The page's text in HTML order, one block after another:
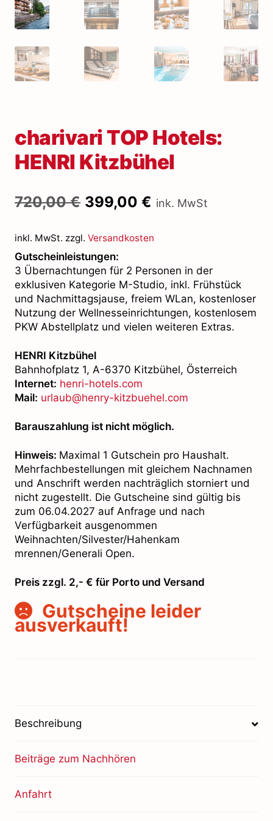
charivari TOP Hotels:
HENRI Kitzbühel
720,00€ Ursprünglicher
Preis
war:
720,00 €
399,00€ Aktueller
399,00 €.
ink. MwSt
inkl. MwSt. zzgl.Versandkosten
Gutscheinleistungen:
3 Übernachtungen für 2 Personen in der
exklusiven Kategorie M-Studio, inkl. Frühstück
und Nachmittagsjause, freiem WLan, kostenloser
Nutzung der Wellnesseinrichtungen, kostenlosem
PKW Abstellplatz und vielen weiteren Extras.
HENRI Kitzbühel
Bahnhofplatz 1, A-6370 Kitzbühel, Österreich
Internet: henri-hotels.com
Mail: urlaub@henry-kitzbuehel.com
Barauszahlung ist nicht möglich.
Hinweis: Maximal 1 Gutschein pro Haushalt.
Mehrfachbestellungen mit gleichem Nachnamen
und Anschrift werden nachträglich storniert und
nicht zugestellt. Die Gutscheine sind gültig bis
zum 06.04.2027 auf Anfrage und nach
Verfügbarkeit ausgenommen
Weihnachten/Silvester/Hahenkam
mrennen/Generali Open.
Preis zzgl. 2,- € für Porto und Versand
Gutscheine leider
ausverkauft!
Beschreibung
Beiträge zum Nachhören
Anfahrt